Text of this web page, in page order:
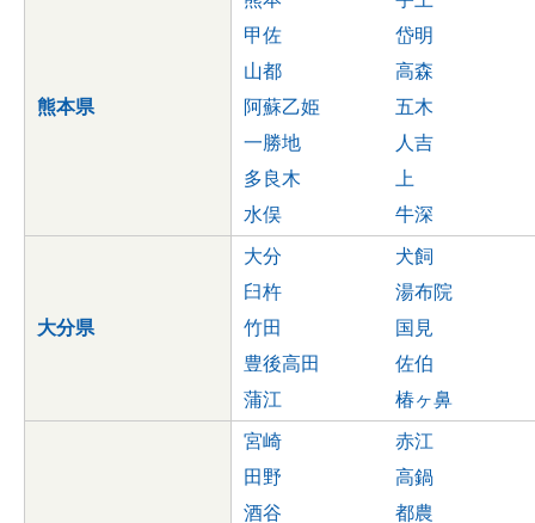
熊本県
甲佐
岱明
山都
高森
阿蘇乙姫
五木
一勝地
人吉
多良木
上
水俣
牛深
大分県
大分
犬飼
臼杵
湯布院
竹田
国見
豊後高田
佐伯
蒲江
椿ヶ鼻
宮崎
赤江
田野
高鍋
酒谷
都農